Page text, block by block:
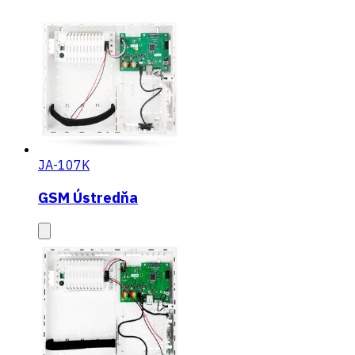
JA-107K
GSM Ústredňa